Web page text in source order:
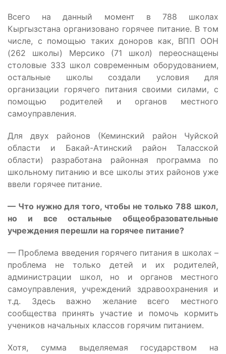
Всего на данный момент в 788 школах
Кыргызстана организовано горячее питание. В том
числе, с помощью таких доноров как, ВПП ООН
(262 школы) Мерсико (71 школ) переоснащены
столовые 333 школ современным оборудованием,
остальные школы создали условия для
организации горячего питания своими силами, с
помощью родителей и органов местного
самоуправления.
Для двух районов (Кеминский район Чуйской
области и Бакай-Атинский район Таласской
области) разработана районная программа по
школьному питанию и все школы этих районов уже
ввели горячее питание.
— Что нужно для того, чтобы не только 788 школ,
но и все остальные общеобразовательные
учреждения перешли на горячее питание?
— Проблема введения горячего питания в школах –
проблема не только детей и их родителей,
администрации школ, но и органов местного
самоуправления, учреждений здравоохранения и
т.д. Здесь важно желание всего местного
сообщества принять участие и помочь кормить
учеников начальных классов горячим питанием.
Хотя, сумма выделяемая государством на